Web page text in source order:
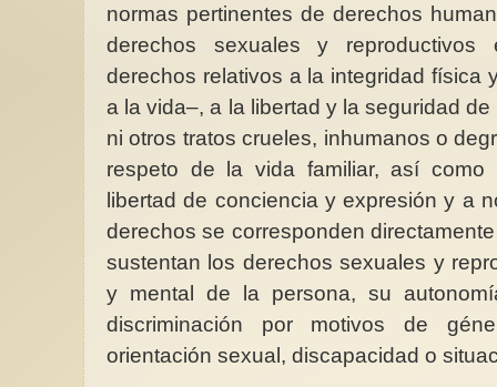
normas pertinentes de derechos
derechos sexuales y
derechos relativos a la integridad física
a la vida–, a la libertad y la seguridad
ni otros tratos crueles, inhumanos o
respeto de la vida familiar, así
libertad de conciencia y expresión y a
derechos se corresponden
sustentan los derechos sexuales y
y mental de la persona, su
discriminación por motivos de
orientación sexual, discapacidad o